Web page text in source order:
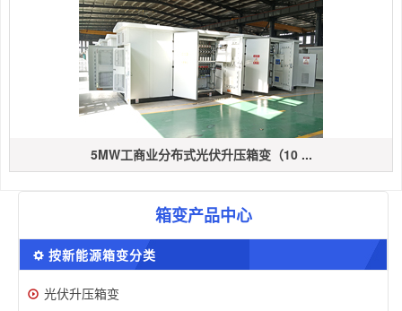
5MW工商业分布式光伏升压箱变（10 ...
箱变产品中心
按新能源箱变分类
光伏升压箱变